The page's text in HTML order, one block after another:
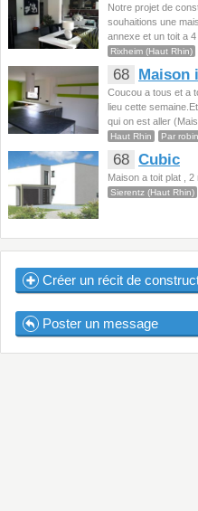
Notre projet de
souhaitions une
annexe et un toit a 4
Rixheim (Haut Rhin)
68 Maison
Coucou a tous et a
lieu cette
qui on est aller
Haut Rhin Par
68 Cubic
Maison a toit plat ,
Sierentz (Haut Rhin)
Créer un récit de
Poster un message